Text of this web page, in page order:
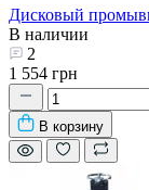
Дисковый
В наличии
2
1 554 грн
В корзину